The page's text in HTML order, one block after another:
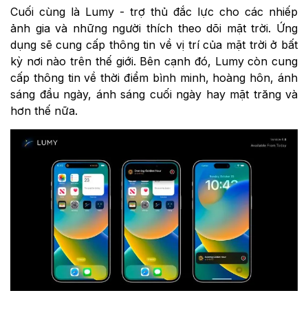
Cuối cùng là Lumy - trợ thủ đắc lực cho các nhiếp
ảnh gia và những người thích theo dõi mặt trời. Ứng
dụng sẽ cung cấp thông tin về vị trí của mặt trời ở bất
kỳ nơi nào trên thế giới. Bên cạnh đó, Lumy còn cung
cấp thông tin về thời điểm bình minh, hoàng hôn, ánh
sáng đầu ngày, ánh sáng cuối ngày hay mặt trăng và
hơn thế nữa.